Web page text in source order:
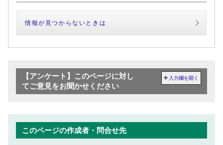
情報が見つからないときは
【アンケート】このページに対し
てご意見をお聞かせください
入力欄を開く
このページの作成者・問合せ先